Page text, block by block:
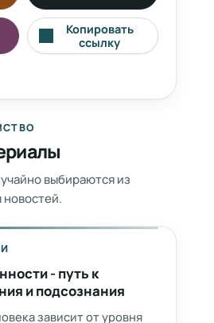
Копировать
ссылку
выбираются из
новостей.
- путь к
и подсознания
зависит от уровня